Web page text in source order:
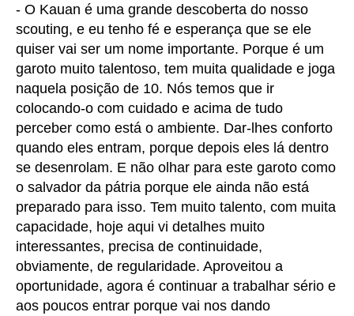
- O Kauan é uma grande descoberta do nosso
scouting, e eu tenho fé e esperança que se ele
quiser vai ser um nome importante. Porque é um
garoto muito talentoso, tem muita qualidade e joga
naquela posição de 10. Nós temos que ir
colocando-o com cuidado e acima de tudo
perceber como está o ambiente. Dar-lhes conforto
quando eles entram, porque depois eles lá dentro
se desenrolam. E não olhar para este garoto como
o salvador da pátria porque ele ainda não está
preparado para isso. Tem muito talento, com muita
capacidade, hoje aqui vi detalhes muito
interessantes, precisa de continuidade,
obviamente, de regularidade. Aproveitou a
oportunidade, agora é continuar a trabalhar sério e
aos poucos entrar porque vai nos dando